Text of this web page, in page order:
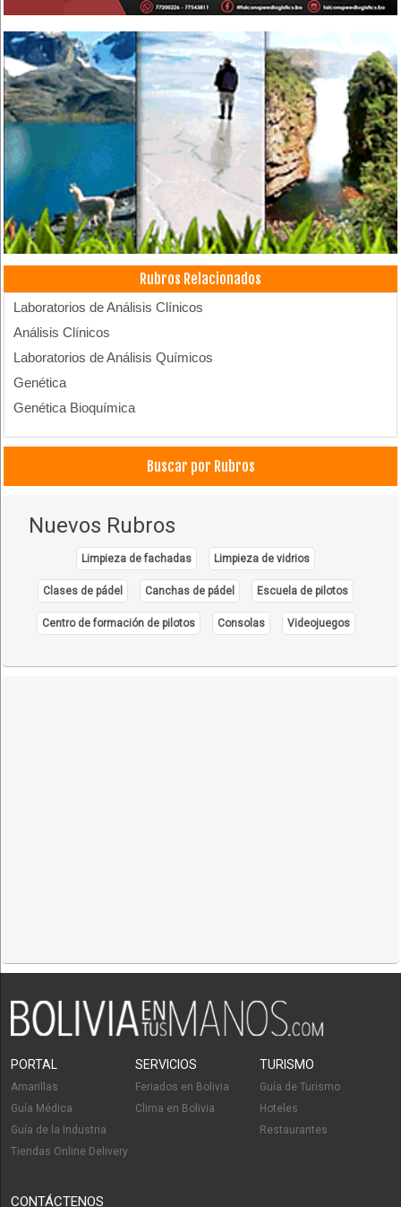
Rubros Relacionados
Laboratorios de Análisis Clínicos
Análisis Clínicos
Laboratorios de Análisis Químicos
Genética
Genética Bioquímica
Buscar por Rubros
Nuevos Rubros
Limpieza de fachadas Limpieza de vidrios
Clases de pádel Canchas de pádel Escuela de pilotos
Centro de formación de pilotos Consolas Videojuegos
PORTAL
Amarillas
Guía Médica
Guía de la Industria
Tiendas Online Delivery
SERVICIOS
Feriados en Bolivia
Clima en Bolivia
TURISMO
Guía de Turismo
Hoteles
Restaurantes
CONTÁCTENOS